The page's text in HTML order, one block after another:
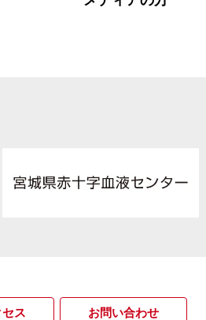
ス お問い合わせ